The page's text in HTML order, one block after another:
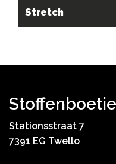
Stretch
Stationsstraat 7
7391 EG Twello